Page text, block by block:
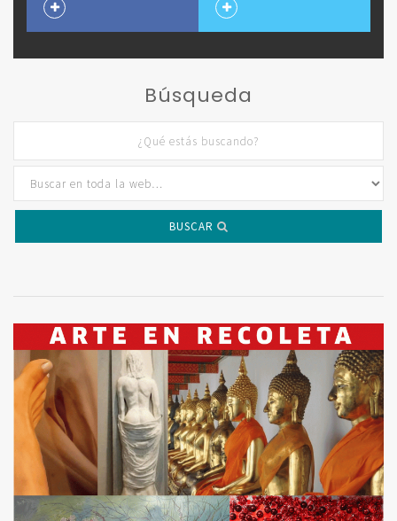
Búsqueda
BUSCAR